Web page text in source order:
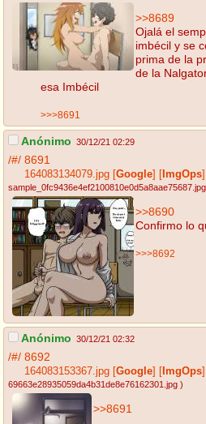
>>8689
Ojalá el
imbécil y se
prima de la
de la
esa Imbécil
>>>8691
Anónimo 30/12/21 02:29
/#/ 8691
164083134079.jpg Google ImgOps
sample_0fc9436e4ef2100810e0d5a8aae75687.jpg
>>8690
Confirmo lo
>>>8692
Anónimo 30/12/21 02:32
/#/ 8692
164083153367.jpg Google ImgOps
69663e28935059da4b31de8e76162301.jpg )
>>8691